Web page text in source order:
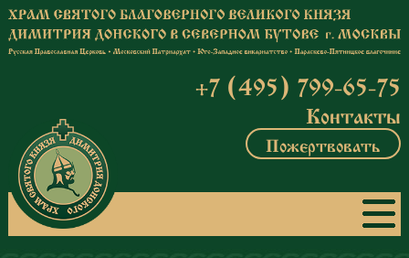
+7 (495) 799-65-75
Контакты
Пожертвовать